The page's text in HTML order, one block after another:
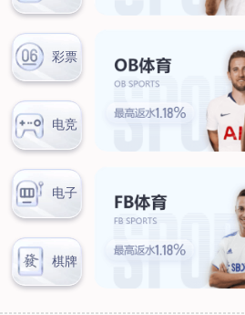
联系方式
客户留言
扫码咨询